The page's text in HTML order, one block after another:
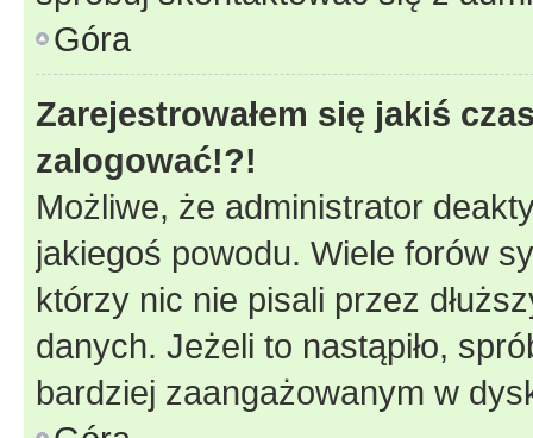
Góra
Zarejestrowałem się jakiś
zalogować!?!
Możliwe, że administrator
jakiegoś powodu. Wiele forów
którzy nic nie pisali przez
danych. Jeżeli to nastąpiło,
bardziej zaangażowanym w